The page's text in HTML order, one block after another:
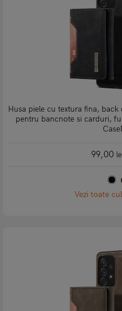
Husa piele cu textura fina,
pentru bancnote si carduri,
99,00
Vezi toate